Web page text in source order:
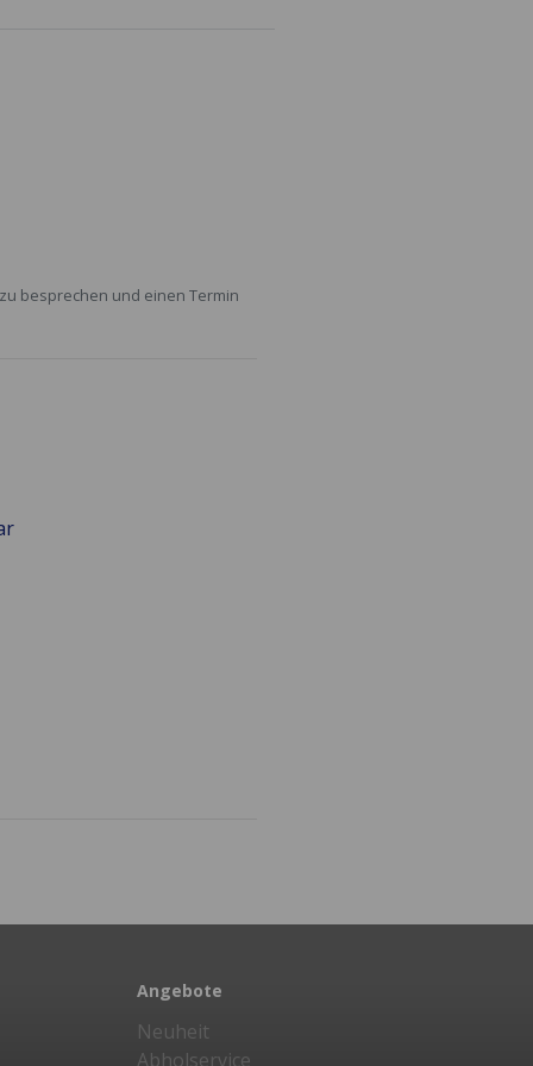
besprechen und einen Termin
Angebote
Neuheit
Abholservice